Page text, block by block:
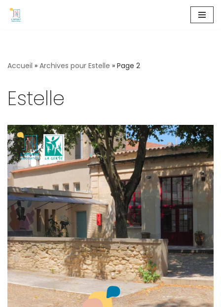
e
a
u
o
n
t
e
n
u
Accueil » Archives pour Estelle » Page 2
Estelle